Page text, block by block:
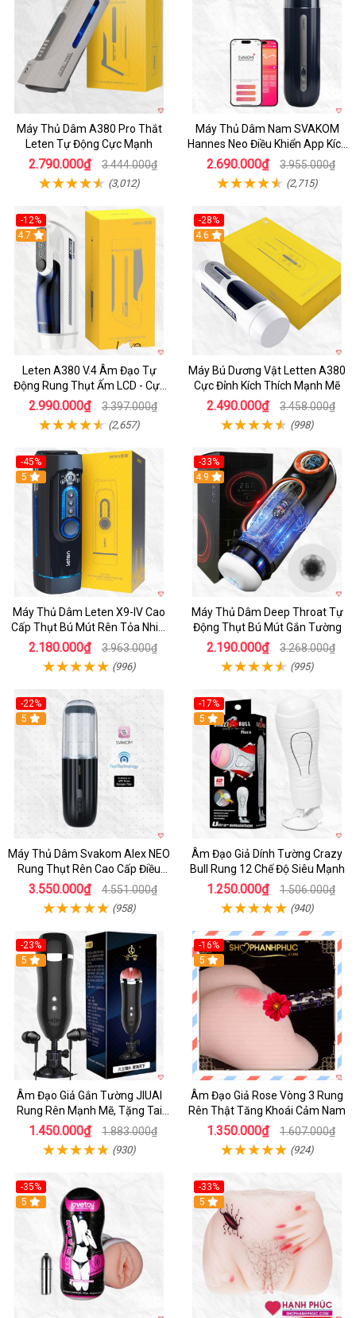
Máy Thủ Dâm A380 Pro Thắt
Leten Tự Động Cực Mạnh
2.790.000₫ 3.444.000₫
(3,012)
Máy Thủ Dâm Nam SVAKOM
Hannes Neo Điều Khiển App Kích
Thích
2.690.000₫ 3.955.000₫
(2,715)
-12%
Hot
4.7
Leten A380 V.4 Âm Đạo Tự
Động Rung Thụt Ấm LCD - Cực
Phê
2.990.000₫ 3.397.000₫
(2,657)
-28%
Hot
4.6
Máy Bú Dương Vật Letten A380
Cực Đỉnh Kích Thích Mạnh Mẽ
2.490.000₫ 3.458.000₫
(998)
-45%
Hot
5
Máy Thủ Dâm Leten X9-IV Cao
Cấp Thụt Bú Mút Rên Tỏa Nhiệt
Sạc Pin
2.180.000₫ 3.963.000₫
(996)
-33%
Hot
4.9
Máy Thủ Dâm Deep Throat Tự
Động Thụt Bú Mút Gắn Tường
2.190.000₫ 3.268.000₫
(995)
-22%
5
Máy Thủ Dâm Svakom Alex NEO
Rung Thụt Rên Cao Cấp Điều
Khiển App
3.550.000₫ 4.551.000₫
(958)
-17%
5
Âm Đạo Giả Dính Tường Crazy
Bull Rung 12 Chế Độ Siêu Mạnh
1.250.000₫ 1.506.000₫
(940)
-23%
5
Âm Đạo Giả Gắn Tường JIUAI
Rung Rên Mạnh Mẽ, Tặng Tai
Nghe
1.450.000₫ 1.883.000₫
(930)
-16%
5
Âm Đạo Giả Rose Vòng 3 Rung
Rên Thật Tăng Khoái Cảm Nam
1.350.000₫ 1.607.000₫
(924)
-35%
5
-33%
5